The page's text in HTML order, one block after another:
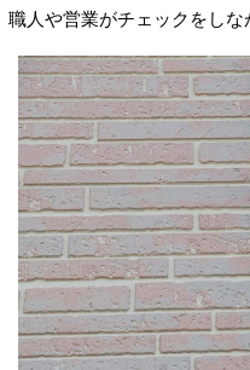
職人や営業がチェックをしな